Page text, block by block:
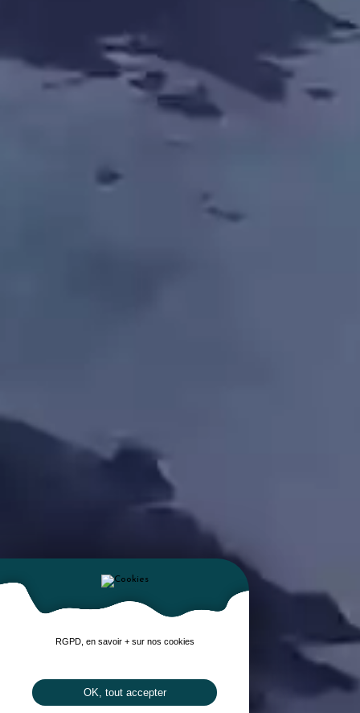
RGPD, en savoir + sur nos cookies
OK, tout accepter